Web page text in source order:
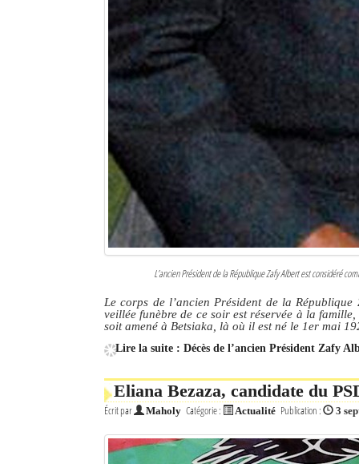
L’ancien Président de la République Zafy Albert est considéré
Le corps de l’ancien Président de la
veillée funèbre de ce soir est réservée à la
soit amené à Betsiaka, là où il est né le 1er mai
Lire la suite : Décès de l’ancien Président Zafy
Eliana Bezaza, candidate du
Écrit par Maholy Catégorie : Actualité Publication : 3